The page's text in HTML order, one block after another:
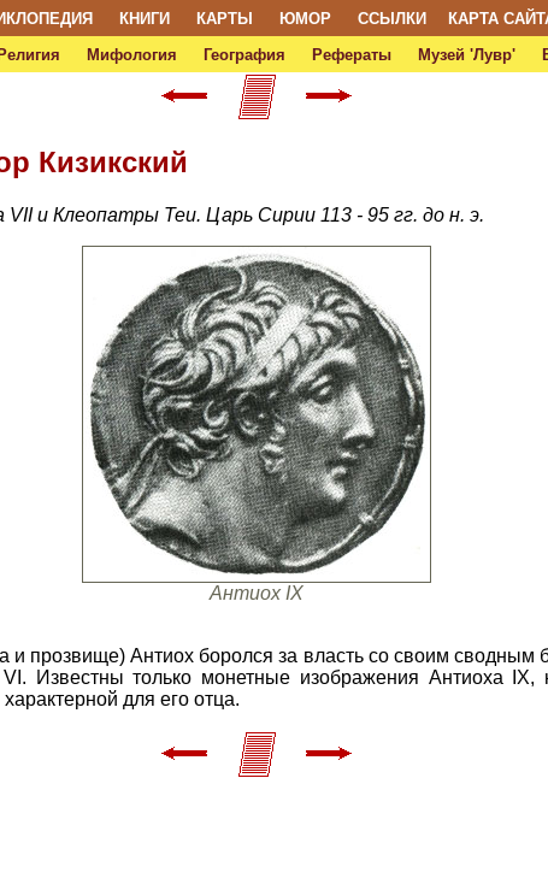
КНИГИ КАРТЫ ЮМОР ССЫЛКИ КАРТА
Религия Мифология География Рефераты Музей 'Лувр'
Кизикский
и Клеопатры Теи. Царь Сирии 113 - 95 гг. до н. э.
Антиох IX
и прозвище) Антиох боролся за власть со своим сводным
Известны только монетные изображения Антиоха IX,
для его отца.